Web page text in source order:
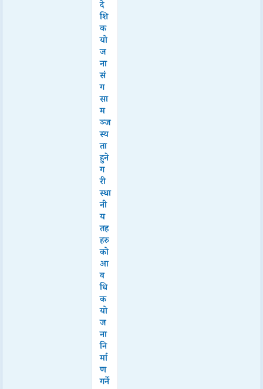
दे
शि
क
यो
ज
ना
सं
ग
सा
म
ञ्ज
स्य
ता
हुने
ग
री
स्था
नी
य
तह
हरु
को
आ
व
धि
क
यो
ज
ना
नि
र्मा
ण
गर्ने